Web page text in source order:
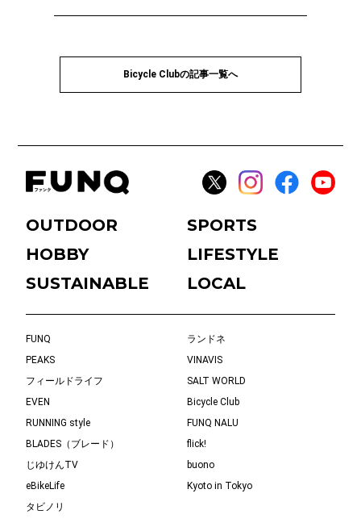
Bicycle Clubの記事一覧へ
OUTDOOR
SPORTS
HOBBY
LIFESTYLE
SUSTAINABLE
LOCAL
FUNQ
ランドネ
PEAKS
VINAVIS
フィールドライフ
SALT WORLD
EVEN
Bicycle Club
RUNNING style
FUNQ NALU
BLADES（ブレード）
flick!
じゆけんTV
buono
eBikeLife
Kyoto in Tokyo
タビノリ